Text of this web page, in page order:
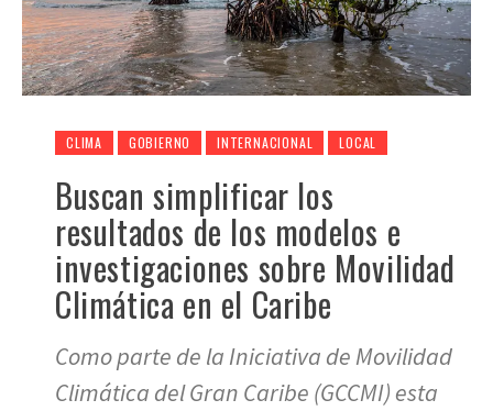
CLIMA GOBIERNO INTERNACIONAL LOCAL
Buscan simplificar los
resultados de los modelos e
investigaciones sobre Movilidad
Climática en el Caribe
Como parte de la Iniciativa de Movilidad
Climática del Gran Caribe (GCCMI) esta